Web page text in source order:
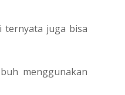
ternyata juga bisa
menggunakan